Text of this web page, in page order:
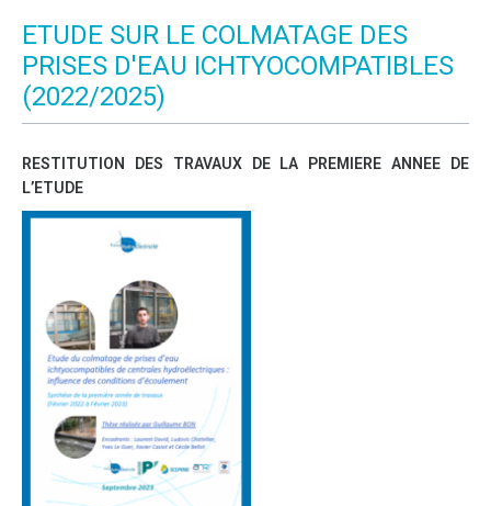
ETUDE SUR LE COLMATAGE DES
PRISES D'EAU ICHTYOCOMPATIBLES
(2022/2025)
RESTITUTION DES TRAVAUX DE LA PREMIERE ANNEE DE
L’ETUDE